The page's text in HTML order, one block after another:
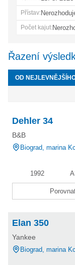
Přístav:
Počet kajut:
Řazení
OD
Dehler 34
B&B
Biograd, marina
1992
Elan 350
Yankee
Biograd, marina